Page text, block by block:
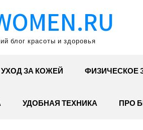
блог красоты и здоровья
УХОД ЗА КОЖЕЙ ФИЗИЧЕСКОЕ
УДОБНАЯ ТЕХНИКА ПРО